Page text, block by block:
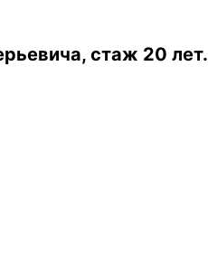
стаж 20 лет.